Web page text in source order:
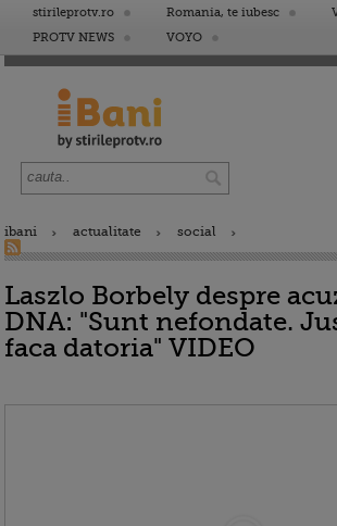
stirileprotv.ro Romania, te iubesc
PROTV NEWS
VOYO
ibani actualitate social
Laszlo Borbely despre
DNA: "Sunt nefondate.
faca datoria" VIDEO